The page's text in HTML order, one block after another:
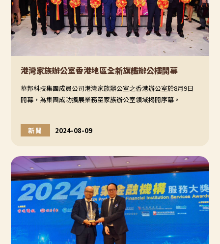
港灣家族辦公室香港地區全新旗艦辦公樓開幕
華邦科技集團成員公司港灣家族辦公室之香港辦公室於8月9日
開幕，為集團成功擴展業務至家族辦公室領域揭開序幕。
新聞 2024-08-09